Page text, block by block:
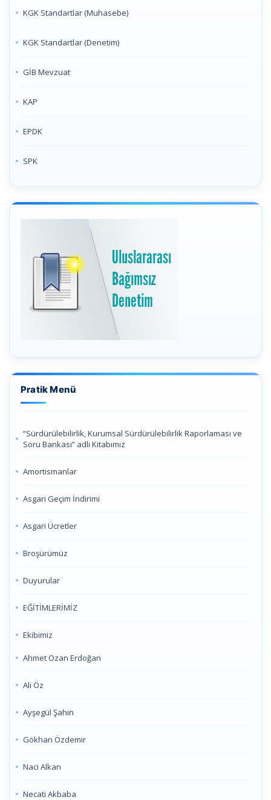
KGK Standartlar (Muhasebe)
KGK Standartlar (Denetim)
GİB Mevzuat
KAP
EPDK
SPK
Pratik Menü
“Sürdürülebilirlik, Kurumsal Sürdürülebilirlik Raporlaması ve
Soru Bankası” adlı Kitabımız
Amortismanlar
Asgari Geçim İndirimi
Asgari Ücretler
Broşürümüz
Duyurular
EĞİTİMLERİMİZ
Ekibimiz
Ahmet Ozan Erdoğan
Ali Öz
Ayşegül Şahin
Gökhan Özdemir
Naci Alkan
Necati Akbaba